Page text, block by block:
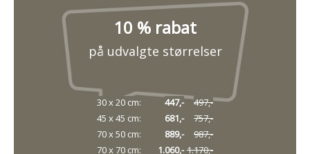
10 % rabat
på udvalgte størrelser
30 x 20 cm: 447,-
497,-
45 x 45 cm:
681,-
757,-
70 x 50 cm:
889,-
987,-
70 x 70 cm:
1.060,- 1.170,-